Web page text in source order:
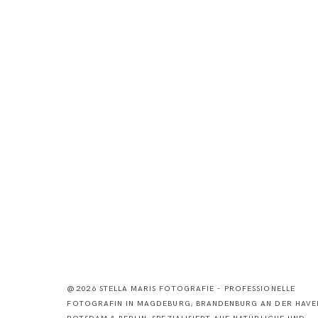
@2026 STELLA MARIS FOTOGRAFIE - PROFESSIONELLE
FOTOGRAFIN IN MAGDEBURG, BRANDENBURG AN DER